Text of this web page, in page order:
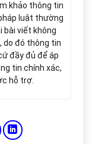
khảo thông tin
luật thường
bài viết không
do đó thông tin
đầy đủ để áp
tin chính xác,
hỗ trợ.